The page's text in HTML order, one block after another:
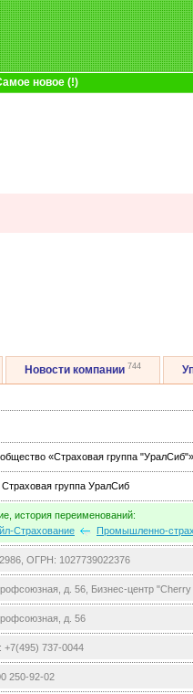
новое (!)
Новости компании 744
«Страховая группа "УралСиб"»
группа УралСиб
история переименований:
Страхование Промышленно-
ОГРН: 1027739022376
д. 56, Бизнес-центр
д. 56
+7(495) 737-0044
250-92-02